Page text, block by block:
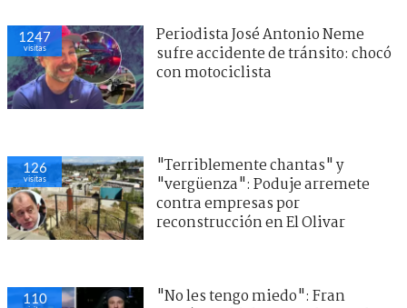
1247
visitas
Periodista José Antonio Neme
sufre accidente de tránsito: chocó
con motociclista
126
visitas
"Terriblemente chantas" y
"vergüenza": Poduje arremete
contra empresas por
reconstrucción en El Olivar
110
"No les tengo miedo": Fran